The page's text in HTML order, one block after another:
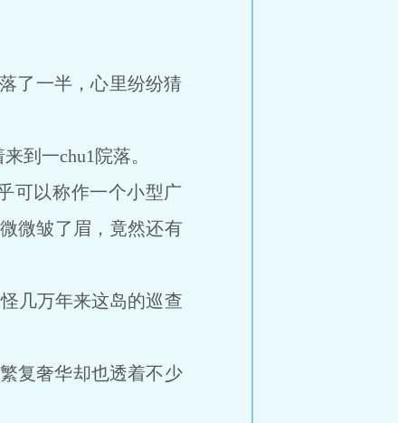
了一半，心里纷纷猜
到一chu1院落。
可以称作一个小型广
微皱了眉，竟然还有
几万年来这岛的巡查
复奢华却也透着不少